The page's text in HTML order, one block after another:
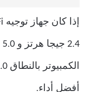
أفضل أداء.